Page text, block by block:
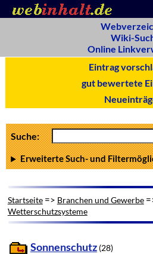
Wiki-
Online
Eintrag
gut bewertete
Suche:
Erweiterte Such- und
Startseite=> Branchen und Gewerbe
Wetterschutzsysteme
Sonnenschutz (28)